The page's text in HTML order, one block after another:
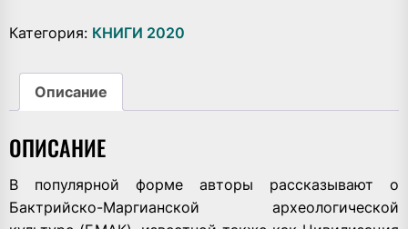
Категория: КНИГИ 2020
Описание
ОПИСАНИЕ
В популярной форме авторы рассказывают о
Бактрийско-Маргианской археологической